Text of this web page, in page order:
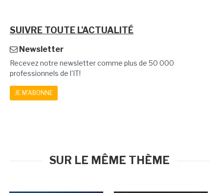
SUIVRE TOUTE L'ACTUALITÉ
Newsletter
Recevez notre newsletter comme plus de 50 000
professionnels de l'IT!
JE M'ABONNE
SUR LE MÊME THÈME